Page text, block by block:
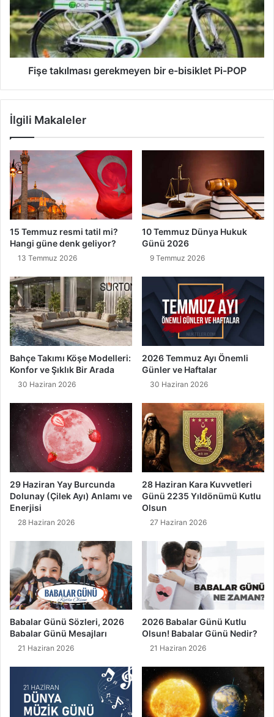
e-
bisiklet
Pi-
POP
Fişe takılması gerekmeyen bir e-bisiklet Pi-POP
İlgili Makaleler
15 Temmuz resmi tatil mi?
Hangi güne denk geliyor?
13 Temmuz 2026
10 Temmuz Dünya Hukuk
Günü 2026
9 Temmuz 2026
Bahçe Takımı Köşe Modelleri:
Konfor ve Şıklık Bir Arada
30 Haziran 2026
2026 Temmuz Ayı Önemli
Günler ve Haftalar
30 Haziran 2026
29 Haziran Yay Burcunda
Dolunay (Çilek Ayı) Anlamı ve
Enerjisi
28 Haziran 2026
28 Haziran Kara Kuvvetleri
Günü 2235 Yıldönümü Kutlu
Olsun
27 Haziran 2026
Babalar Günü Sözleri, 2026
Babalar Günü Mesajları
21 Haziran 2026
2026 Babalar Günü Kutlu
Olsun! Babalar Günü Nedir?
21 Haziran 2026